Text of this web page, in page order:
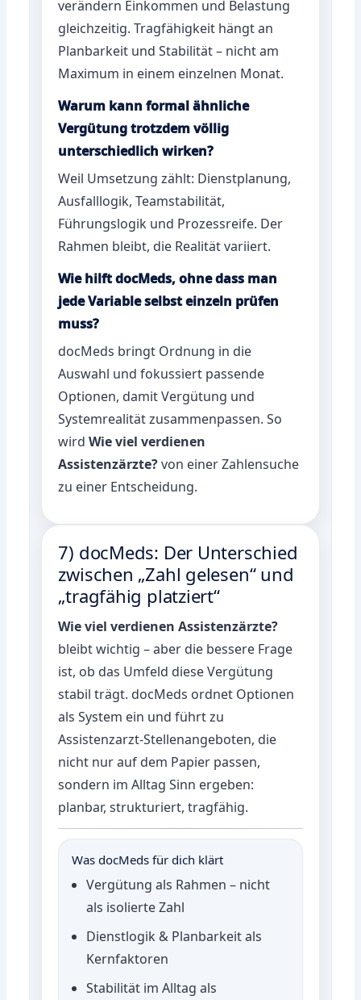
verändern Einkommen und Belastung
gleichzeitig. Tragfähigkeit hängt an
Planbarkeit und Stabilität – nicht am
Maximum in einem einzelnen Monat.
Warum kann formal ähnliche
Vergütung trotzdem völlig
unterschiedlich wirken?
Weil Umsetzung zählt: Dienstplanung,
Ausfalllogik, Teamstabilität,
Führungslogik und Prozessreife. Der
Rahmen bleibt, die Realität variiert.
Wie hilft docMeds, ohne dass man
jede Variable selbst einzeln prüfen
muss?
docMeds bringt Ordnung in die
Auswahl und fokussiert passende
Optionen, damit Vergütung und
Systemrealität zusammenpassen. So
wirdWie viel verdienen
Assistenzärzte?von einer Zahlensuche
zu einer Entscheidung.
7) docMeds: Der Unterschied
zwischen „Zahl gelesen“ und
„tragfähig platziert“
Wie viel verdienen Assistenzärzte?
bleibt wichtig – aber die bessere Frage
ist, ob das Umfeld diese Vergütung
stabil trägt. docMeds ordnet Optionen
als System ein und führt zu
Assistenzarzt-Stellenangeboten, die
nicht nur auf dem Papier passen,
sondern im Alltag Sinn ergeben:
planbar, strukturiert, tragfähig.
Was docMeds für dich klärt
Vergütung als Rahmen – nicht
als isolierte Zahl
Dienstlogik & Planbarkeit als
Kernfaktoren
Stabilität im Alltag als